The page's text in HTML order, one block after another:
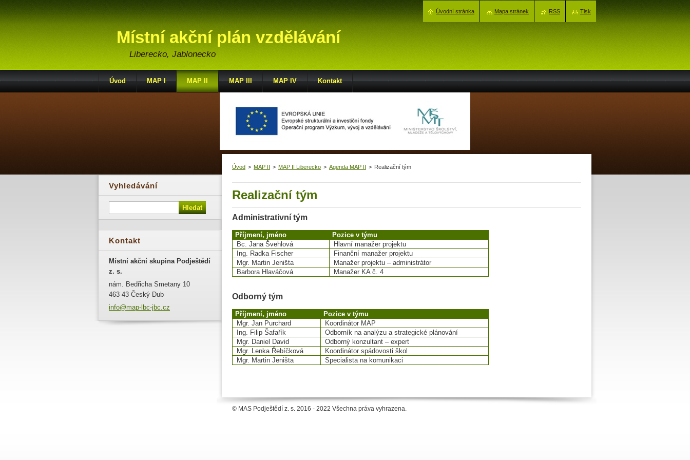
Místní akční plán vzdělávání
Liberecko, Jablonecko
Úvod > MAP II > MAP II Liberecko > Agenda MAP II > Realizační tým
Realizační tým
Administrativní tým
Příjmení, jméno
Pozice v týmu
Bc. Jana Švehlová
Hlavní manažer projektu
Ing. Radka Fischer
Finanční manažer projektu
Mgr. Martin Jeništa
Manažer projektu – administrátor
Barbora Hlaváčová
Manažer KA č. 4
Odborný tým
Příjmení, jméno
Pozice v týmu
Mgr. Jan Purchard
Koordinátor MAP
Ing. Filip Šafařík
Odborník na analýzu a strategické plánování
Mgr. Daniel David
Odborný konzultant – expert
Mgr. Lenka Řebíčková
Koordinátor spádovosti škol
Mgr. Martin Jeništa
Specialista na komunikaci
Vyhledávání
Kontakt
Místní akční skupina Podještědí
z. s.
nám. Bedřicha Smetany 10
463 43 Český Dub
info@map-lbc-jbc.cz
Úvod MAP I MAP II MAP III MAP IV Kontakt
© MAS Podještědí z. s. 2016 - 2022 Všechna práva vyhrazena.
Úvodní stránka Mapa stránek RSS Tisk